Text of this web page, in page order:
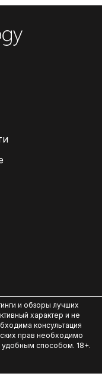
и обзоры лучших
характер и не
консультация
прав необходимо
удобным способом. 18+.